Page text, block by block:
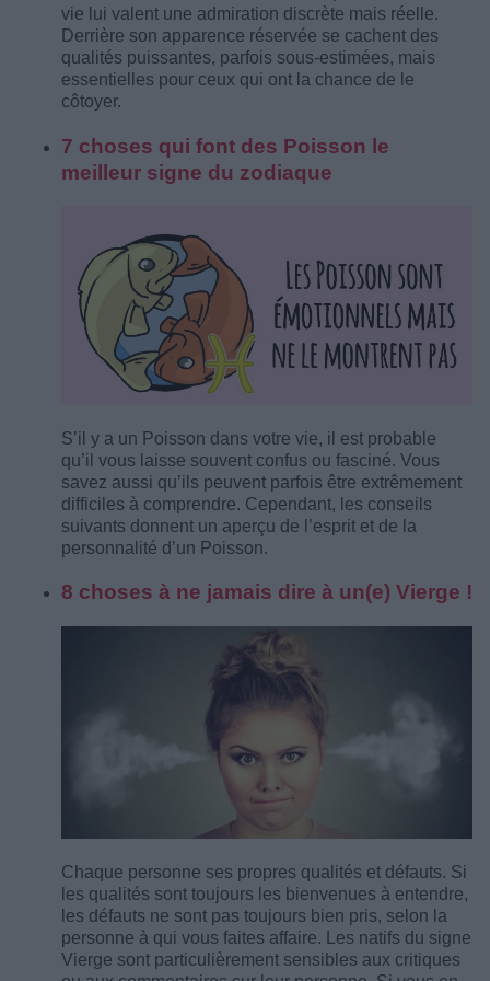
vie lui valent une admiration discrète mais réelle.
Derrière son apparence réservée se cachent des
qualités puissantes, parfois sous-estimées, mais
essentielles pour ceux qui ont la chance de le
côtoyer.
7 choses qui font des Poisson le
meilleur signe du zodiaque
S’il y a un Poisson dans votre vie, il est probable
qu’il vous laisse souvent confus ou fasciné. Vous
savez aussi qu’ils peuvent parfois être extrêmement
difficiles à comprendre. Cependant, les conseils
suivants donnent un aperçu de l’esprit et de la
personnalité d’un Poisson.
8 choses à ne jamais dire à un(e) Vierge !
Chaque personne ses propres qualités et défauts. Si
les qualités sont toujours les bienvenues à entendre,
les défauts ne sont pas toujours bien pris, selon la
personne à qui vous faites affaire. Les natifs du signe
Vierge sont particulièrement sensibles aux critiques